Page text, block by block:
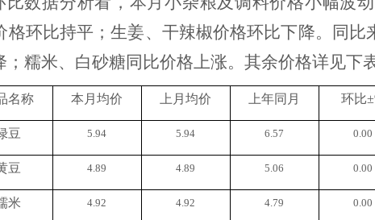
格环比持平；生姜、干辣椒价格环比下降。同比
糯米、白砂糖同比价格上涨。 其余价格详见下表
名称 本月均价 上月均价 上年同月 环比
豆 5.94 5.94 6.57 0.00
豆 4.89 4.89 5.06 0.00
米 4.92 4.92 4.79 0.00